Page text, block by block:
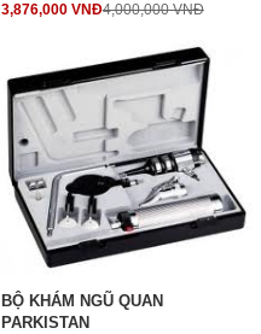
3,876,000 VNĐ4,000,000 VNĐ
BỘ KHÁM NGŨ QUAN
PARKISTAN